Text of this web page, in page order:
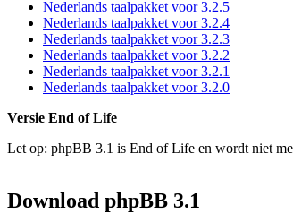
Nederlands taalpakket voor 3.2.5
Nederlands taalpakket voor 3.2.4
Nederlands taalpakket voor 3.2.3
Nederlands taalpakket voor 3.2.2
Nederlands taalpakket voor 3.2.1
Nederlands taalpakket voor 3.2.0
Versie End of Life
Let op: phpBB 3.1 is End of Life en wordt niet
Download phpBB 3.1